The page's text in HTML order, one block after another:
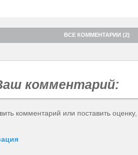
ВСЕ КОММЕНТАРИИ (2)
комментарий:
комментарий или поставить